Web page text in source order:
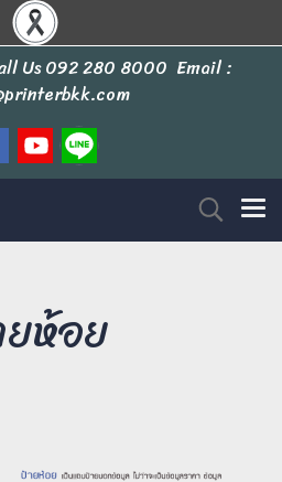
Us092 280 8000 Email :
ห้อย